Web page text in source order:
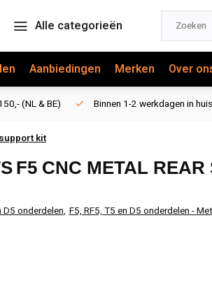
Alle categorieën
Aanbiedingen Merken Over
(NL & BE) Binnen 1-2 werkdagen in huis
kit
F5 CNC METAL REAR
D5 onderdelen, F5, RF5, T5 en D5 onderdelen -